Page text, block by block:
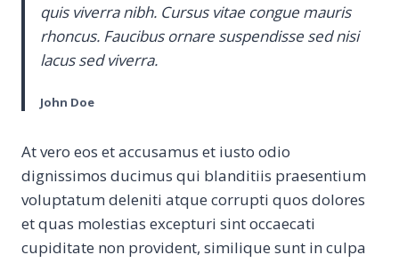
quis viverra nibh. Cursus vitae congue mauris
rhoncus. Faucibus ornare suspendisse sed nisi
lacus sed viverra.
John Doe
At vero eos et accusamus et iusto odio
dignissimos ducimus qui blanditiis praesentium
voluptatum deleniti atque corrupti quos dolores
et quas molestias excepturi sint occaecati
cupiditate non provident, similique sunt in culpa